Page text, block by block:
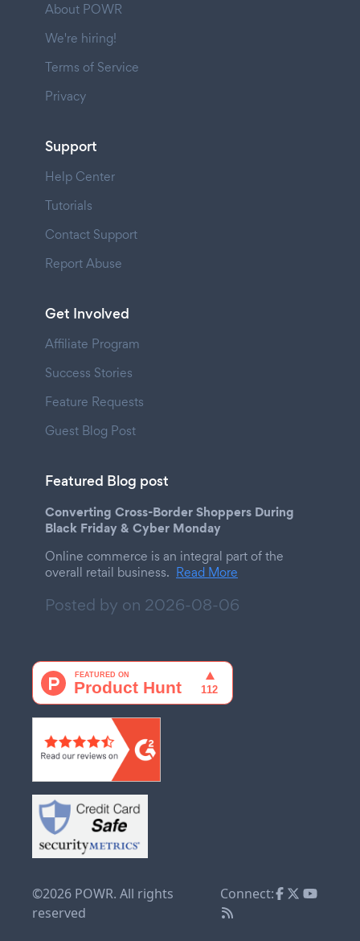
About POWR
We're hiring!
Terms of Service
Privacy
Support
Help Center
Tutorials
Contact Support
Report Abuse
Get Involved
Affiliate Program
Success Stories
Feature Requests
Guest Blog Post
Featured Blog post
Converting Cross-Border Shoppers During
Black Friday & Cyber Monday
Online commerce is an integral part of the
overall retail business. Read More
Posted by on 2026-08-06
©2026 POWR. All rights
reserved
Connect: